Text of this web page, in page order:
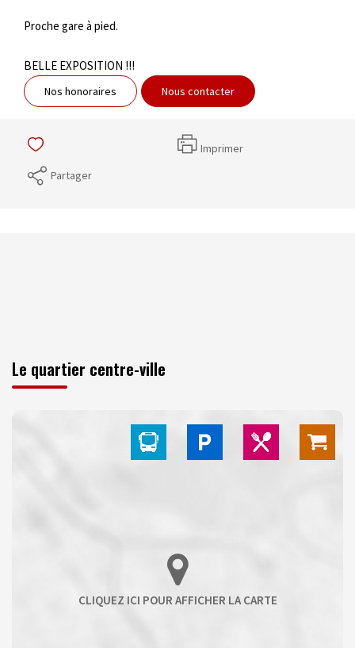
Proche gare à pied.
BELLE EXPOSITION !!!
Nos honoraires Nous contacter
Imprimer
Partager
Le quartier centre-ville